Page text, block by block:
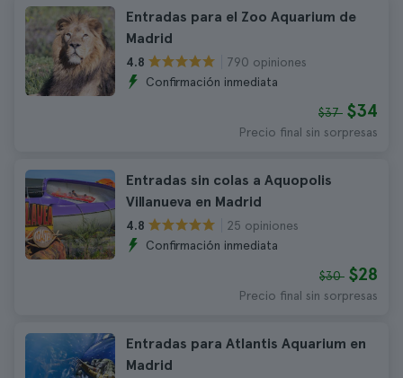
Entradas para el Zoo Aquarium de
Madrid
4.8
790 opiniones
Confirmación inmediata
$37 $34
Precio final sin sorpresas
Entradas sin colas a Aquopolis
Villanueva en Madrid
4.8
25 opiniones
Confirmación inmediata
$30 $28
Precio final sin sorpresas
Entradas para Atlantis Aquarium en
Madrid